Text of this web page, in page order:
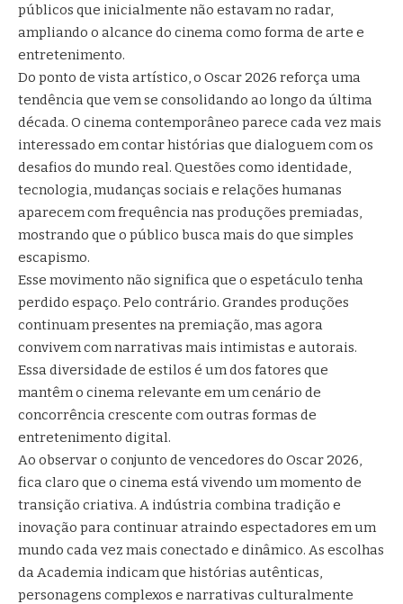
públicos que inicialmente não estavam no radar,
ampliando o alcance do cinema como forma de arte e
entretenimento.
Do ponto de vista artístico, o Oscar 2026 reforça uma
tendência que vem se consolidando ao longo da última
década. O cinema contemporâneo parece cada vez mais
interessado em contar histórias que dialoguem com os
desafios do mundo real. Questões como identidade,
tecnologia, mudanças sociais e relações humanas
aparecem com frequência nas produções premiadas,
mostrando que o público busca mais do que simples
escapismo.
Esse movimento não significa que o espetáculo tenha
perdido espaço. Pelo contrário. Grandes produções
continuam presentes na premiação, mas agora
convivem com narrativas mais intimistas e autorais.
Essa diversidade de estilos é um dos fatores que
mantêm o cinema relevante em um cenário de
concorrência crescente com outras formas de
entretenimento digital.
Ao observar o conjunto de vencedores do Oscar 2026,
fica claro que o cinema está vivendo um momento de
transição criativa. A indústria combina tradição e
inovação para continuar atraindo espectadores em um
mundo cada vez mais conectado e dinâmico. As escolhas
da Academia indicam que histórias autênticas,
personagens complexos e narrativas culturalmente